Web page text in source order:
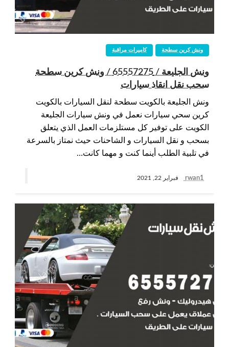
كاميرات مراقبة ونش كرين سطحة
ونش الجليعة / 65557275 / ونش كرين سطحة
سحب نقل انقاذ سيارات
ونش الجليعة بالكويت سطحة لنقل السيارات بالكويت
كرين سحي سيارات نعمل في ونش سيارات الجليعة
الكويت على توفير كل مستلزمات العمل الذي يتعلق
بسحب و نقل السيارات و الشاحنات حيث نمتاز بالسرعة
في تلبية الطلب أينما كنت و مهما كانت…
rwan1 فبراير 22, 2021